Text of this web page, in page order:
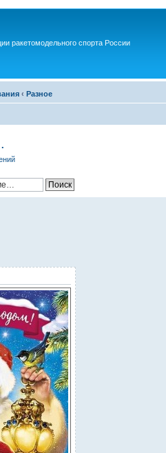
ракетомодельного спорта России
‹ Разное